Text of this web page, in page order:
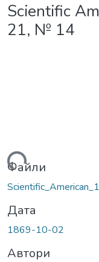
Scientific
21, № 14
Файли
Дата
1869-10-02
Автори